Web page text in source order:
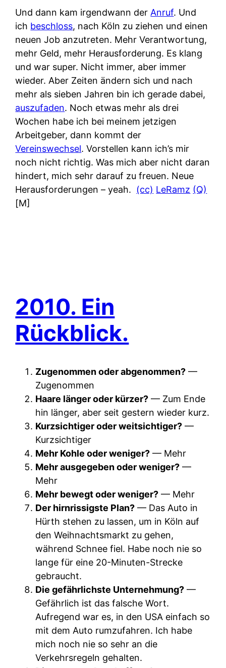
Und dann kam irgendwann der Anruf. Und
ich beschloss, nach Köln zu ziehen und einen
neuen Job anzutreten. Mehr Verantwortung,
mehr Geld, mehr Herausforderung. Es klang
und war super. Nicht immer, aber immer
wieder. Aber Zeiten ändern sich und nach
mehr als sieben Jahren bin ich gerade dabei,
auszufaden. Noch etwas mehr als drei
Wochen habe ich bei meinem jetzigen
Arbeitgeber, dann kommt der
Vereinswechsel. Vorstellen kann ich’s mir
noch nicht richtig. Was mich aber nicht daran
hindert, mich sehr darauf zu freuen. Neue
Herausforderungen – yeah.
(cc) LeRamz (Q)
[M]
2010. Ein
Rückblick.
Zugenommen oder abgenommen? —
Zugenommen
Haare länger oder kürzer? — Zum Ende
hin länger, aber seit gestern wieder kurz.
Kurzsichtiger oder weitsichtiger? —
Kurzsichtiger
Mehr Kohle oder weniger? — Mehr
Mehr ausgegeben oder weniger? —
Mehr
Mehr bewegt oder weniger? — Mehr
Der hirnrissigste Plan? — Das Auto in
Hürth stehen zu lassen, um in Köln auf
den Weihnachtsmarkt zu gehen,
während Schnee fiel. Habe noch nie so
lange für eine 20-Minuten-Strecke
gebraucht.
Die gefährlichste Unternehmung? —
Gefährlich ist das falsche Wort.
Aufregend war es, in den USA einfach so
mit dem Auto rumzufahren. Ich habe
mich noch nie so sehr an die
Verkehrsregeln gehalten.